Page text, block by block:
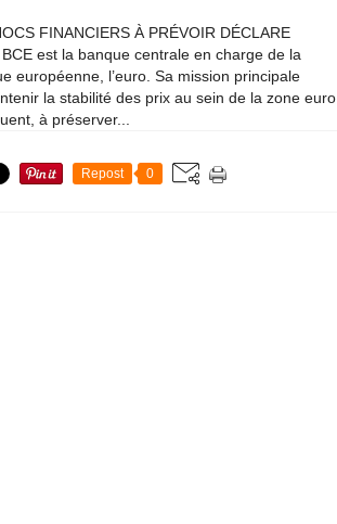
FINANCIERS À PRÉVOIR DÉCLARE
est la banque centrale en charge de la
européenne, l’euro. Sa mission principale
la stabilité des prix au sein de la zone euro
à préserver...
Repost 0